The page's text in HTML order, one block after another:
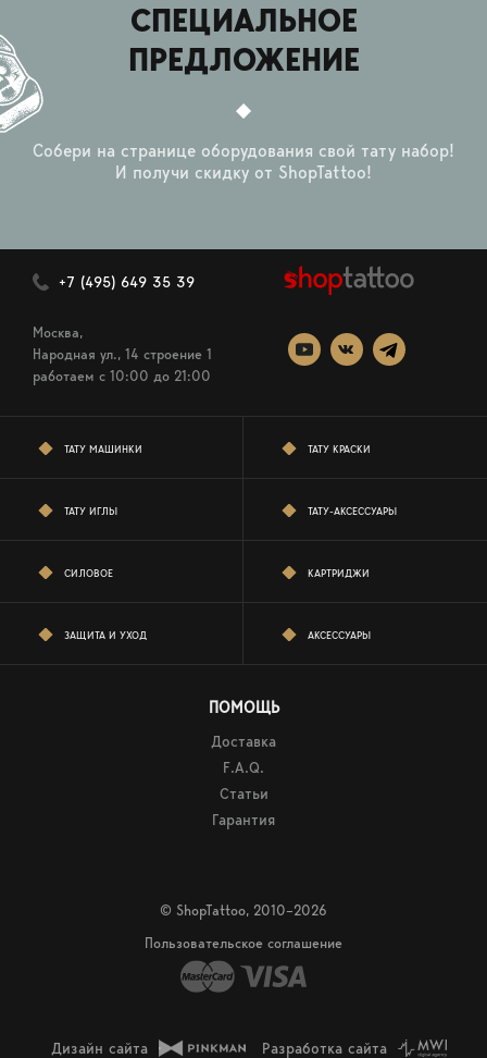
СПЕЦИАЛЬНОЕ
ПРЕДЛОЖЕНИЕ
Собери на странице оборудования свой тату набор!
И получи скидку от ShopTattoo!
+7 (495) 649 35 39
Москва,
Народная ул., 14 строение 1
работаем c 10:00 до 21:00
ТАТУ МАШИНКИ ТАТУ КРАСКИ
ТАТУ ИГЛЫ ТАТУ-АКСЕССУАРЫ
СИЛОВОЕ КАРТРИДЖИ
ЗАЩИТА И УХОД АКСЕССУАРЫ
ПОМОЩЬ
Доставка
F.A.Q.
Статьи
Гарантия
© ShopTattoo, 2010–2026
Пользовательское соглашение
Дизайн сайта Разработка сайта